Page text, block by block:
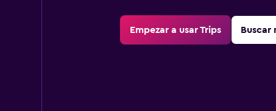
Empezar a usar Trips Buscar